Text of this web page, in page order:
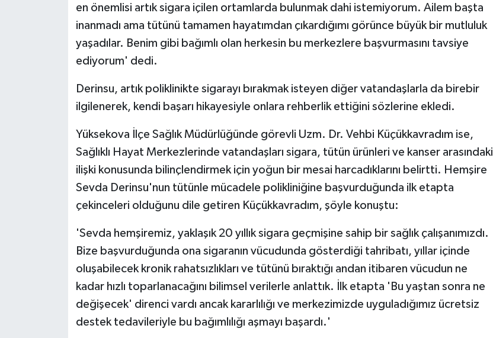
en önemlisi artık sigara içilen ortamlarda bulunmak dahi istemiyorum. Ailem başta
inanmadı ama tütünü tamamen hayatımdan çıkardığımı görünce büyük bir mutluluk
yaşadılar. Benim gibi bağımlı olan herkesin bu merkezlere başvurmasını tavsiye
ediyorum' dedi.
Derinsu, artık poliklinikte sigarayı bırakmak isteyen diğer vatandaşlarla da birebir
ilgilenerek, kendi başarı hikayesiyle onlara rehberlik ettiğini sözlerine ekledi.
Yüksekova İlçe Sağlık Müdürlüğünde görevli Uzm. Dr. Vehbi Küçükkavradım ise,
Sağlıklı Hayat Merkezlerinde vatandaşları sigara, tütün ürünleri ve kanser arasındaki
ilişki konusunda bilinçlendirmek için yoğun bir mesai harcadıklarını belirtti. Hemşire
Sevda Derinsu'nun tütünle mücadele polikliniğine başvurduğunda ilk etapta
çekinceleri olduğunu dile getiren Küçükkavradım, şöyle konuştu:
'Sevda hemşiremiz, yaklaşık 20 yıllık sigara geçmişine sahip bir sağlık çalışanımızdı.
Bize başvurduğunda ona sigaranın vücudunda gösterdiği tahribatı, yıllar içinde
oluşabilecek kronik rahatsızlıkları ve tütünü bıraktığı andan itibaren vücudun ne
kadar hızlı toparlanacağını bilimsel verilerle anlattık. İlk etapta 'Bu yaştan sonra ne
değişecek' direnci vardı ancak kararlılığı ve merkezimizde uyguladığımız ücretsiz
destek tedavileriyle bu bağımlılığı aşmayı başardı.'
ÜLKE GÜNDEMİ
Yerel Haberler